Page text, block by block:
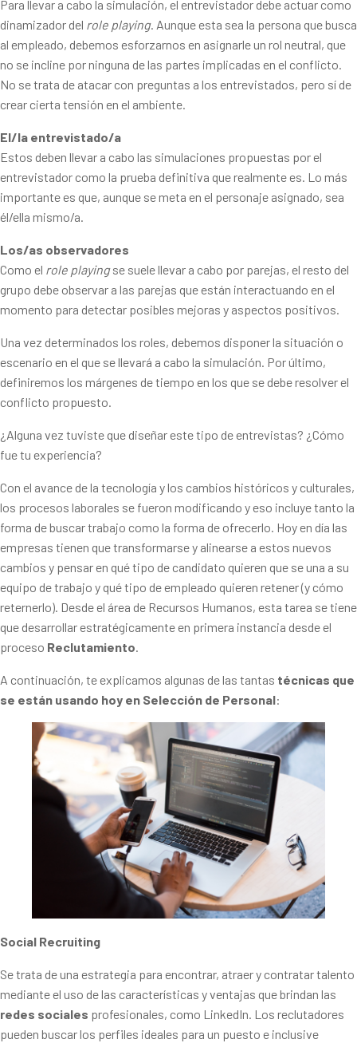
Para llevar a cabo la simulación, el entrevistador debe actuar como
dinamizador del role playing. Aunque esta sea la persona que busca
al empleado, debemos esforzarnos en asignarle un rol neutral, que
no se incline por ninguna de las partes implicadas en el conflicto.
No se trata de atacar con preguntas a los entrevistados, pero sí de
crear cierta tensión en el ambiente.
El/la entrevistado/a
Estos deben llevar a cabo las simulaciones propuestas por el
entrevistador como la prueba definitiva que realmente es. Lo más
importante es que, aunque se meta en el personaje asignado, sea
él/ella mismo/a.
Los/as observadores
Como el role playingse suele llevar a cabo por parejas, el resto del
grupo debe observar a las parejas que están interactuando en el
momento para detectar posibles mejoras y aspectos positivos.
Una vez determinados los roles, debemos disponer la situación o
escenario en el que se llevará a cabo la simulación. Por último,
definiremos los márgenes de tiempo en los que se debe resolver el
conflicto propuesto.
¿Alguna vez tuviste que diseñar este tipo de entrevistas? ¿Cómo
fue tu experiencia?
Con el avance de la tecnología y los cambios históricos y culturales,
los procesos laborales se fueron modificando y eso incluye tanto la
forma de buscar trabajo como la forma de ofrecerlo. Hoy en día las
empresas tienen que transformarse y alinearse a estos nuevos
cambios y pensar en qué tipo de candidato quieren que se una a su
equipo de trabajo y qué tipo de empleado quieren retener (y cómo
reternerlo). Desde el área de Recursos Humanos, esta tarea se tiene
que desarrollar estratégicamente en primera instancia desde el
proceso Reclutamiento.
A continuación, te explicamos algunas de las tantas técnicas que
se están usando hoy en Selección de Personal:
Social Recruiting
Se trata de una estrategia para encontrar, atraer y contratar talento
mediante el uso de las características y ventajas que brindan las
redes sociales profesionales, como LinkedIn. Los reclutadores
pueden buscar los perfiles ideales para un puesto e inclusive